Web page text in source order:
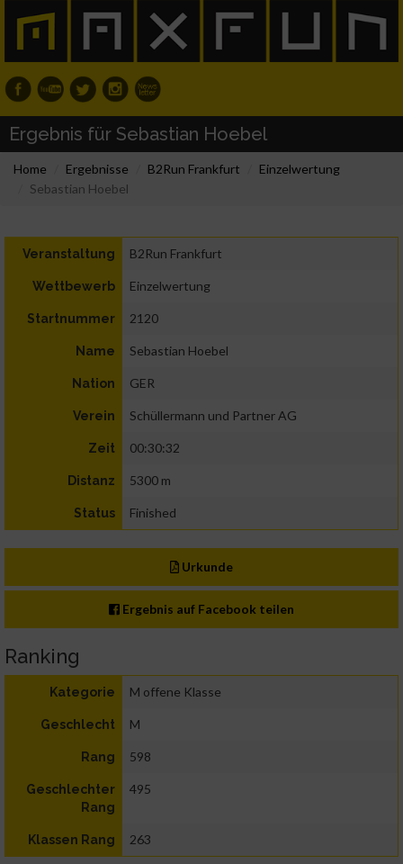
Ergebnis für Sebastian Hoebel
Home Ergebnisse B2Run Frankfurt
Einzelwertung
Sebastian Hoebel
Veranstaltung B2Run Frankfurt
Wettbewerb Einzelwertung
Startnummer 2120
Name Sebastian Hoebel
Nation GER
Verein Schüllermann und Partner AG
Zeit 00:30:32
Distanz 5300 m
Status Finished
Urkunde
Ergebnis auf Facebook teilen
Ranking
Kategorie M offene Klasse
Geschlecht M
Rang 598
Geschlechter
Rang
495
Klassen Rang 263